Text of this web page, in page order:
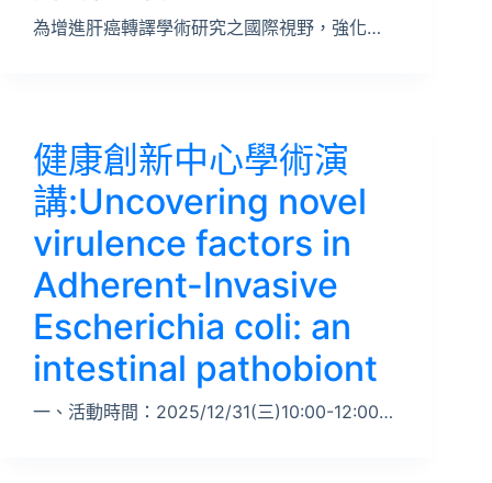
為增進肝癌轉譯學術研究之國際視野，強化…
健康創新中心學術演
講:Uncovering novel
virulence factors in
Adherent-Invasive
Escherichia coli: an
intestinal pathobiont
一、活動時間：2025/12/31(三)10:00-12:00…